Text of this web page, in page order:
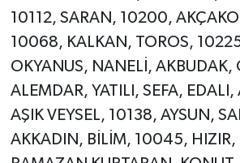
10112, SARAN, 10200,
10068, KALKAN, TOROS,
OKYANUS, NANELİ, AKBUDAK,
ALEMDAR, YATILI, SEFA, EDALI,
AŞIK VEYSEL, 10138, AYSUN,
AKKADIN, BİLİM, 10045, HIZIR,